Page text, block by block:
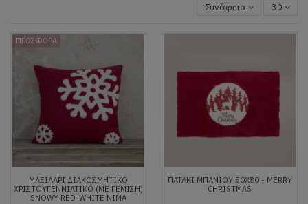
Συνάφεια 30
ΠΡΟΣΦΟΡΑ
ΜΑΞΙΛΆΡΙ ΔΙΑΚΟΣΜΗΤΙΚΌ
ΧΡΙΣΤΟΥΓΕΝΝΙΆΤΙΚΟ (ΜΕ ΓΈΜΙΣΗ)
SNOWY RED-WHITE NIMA
ΠΑΤΆΚΙ ΜΠΆΝΙΟΥ 50X80 - MERRY
CHRISTMAS